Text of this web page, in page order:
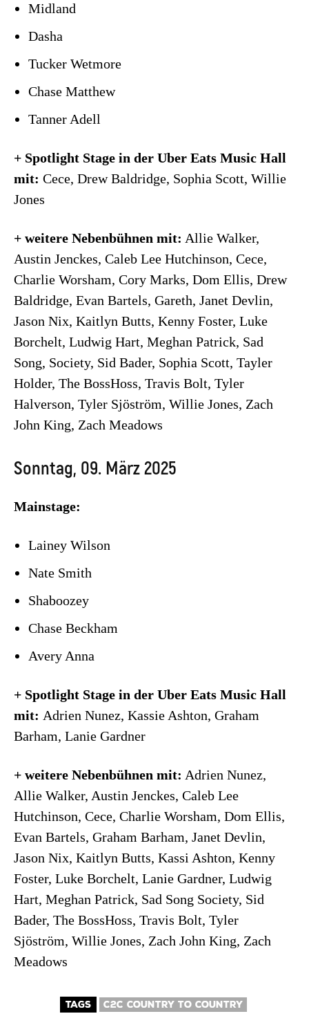
Midland
Dasha
Tucker Wetmore
Chase Matthew
Tanner Adell
+ Spotlight Stage in der Uber Eats Music Hall
mit: Cece, Drew Baldridge, Sophia Scott, Willie
Jones
+ weitere Nebenbühnen mit: Allie Walker,
Austin Jenckes, Caleb Lee Hutchinson, Cece,
Charlie Worsham, Cory Marks, Dom Ellis, Drew
Baldridge, Evan Bartels, Gareth, Janet Devlin,
Jason Nix, Kaitlyn Butts, Kenny Foster, Luke
Borchelt, Ludwig Hart, Meghan Patrick, Sad
Song, Society, Sid Bader, Sophia Scott, Tayler
Holder, The BossHoss, Travis Bolt, Tyler
Halverson, Tyler Sjöström, Willie Jones, Zach
John King, Zach Meadows
Sonntag, 09. März 2025
Mainstage:
Lainey Wilson
Nate Smith
Shaboozey
Chase Beckham
Avery Anna
+ Spotlight Stage in der Uber Eats Music Hall
mit: Adrien Nunez, Kassie Ashton, Graham
Barham, Lanie Gardner
+ weitere Nebenbühnen mit: Adrien Nunez,
Allie Walker, Austin Jenckes, Caleb Lee
Hutchinson, Cece, Charlie Worsham, Dom Ellis,
Evan Bartels, Graham Barham, Janet Devlin,
Jason Nix, Kaitlyn Butts, Kassi Ashton, Kenny
Foster, Luke Borchelt, Lanie Gardner, Ludwig
Hart, Meghan Patrick, Sad Song Society, Sid
Bader, The BossHoss, Travis Bolt, Tyler
Sjöström, Willie Jones, Zach John King, Zach
Meadows
TAGS C2C COUNTRY TO COUNTRY